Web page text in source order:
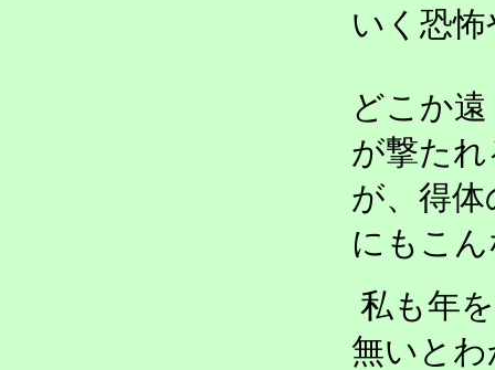
いく恐
どこか
が撃た
が、得
にもこ
私も年
無いと